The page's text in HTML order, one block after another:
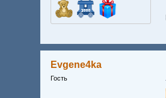
Evgene4ka
Гость